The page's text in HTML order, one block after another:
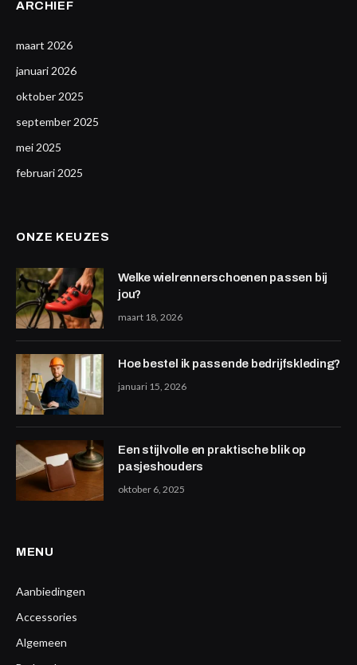
ARCHIEF
maart 2026
januari 2026
oktober 2025
september 2025
mei 2025
februari 2025
ONZE KEUZES
Welke wielrennerschoenen passen bij
jou?
maart 18, 2026
Hoe bestel ik passende bedrijfskleding?
januari 15, 2026
Een stijlvolle en praktische blik op
pasjeshouders
oktober 6, 2025
MENU
Aanbiedingen
Accessories
Algemeen